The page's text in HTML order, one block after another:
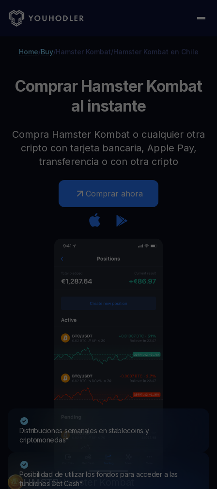
Home/Buy/Hamster Kombat/Hamster Kombat en Chile
Comprar Hamster Kombat
al instante
Compra Hamster Kombat o cualquier otra
cripto con tarjeta bancaria, Apple Pay,
transferencia o con otra cripto
Comprar ahora
Distribuciones semanales en stablecoins y
criptomonedas*
Posibilidad de utilizar los fondos para acceder a las
funciones Get Cash*
HMSTRHamster Kombat